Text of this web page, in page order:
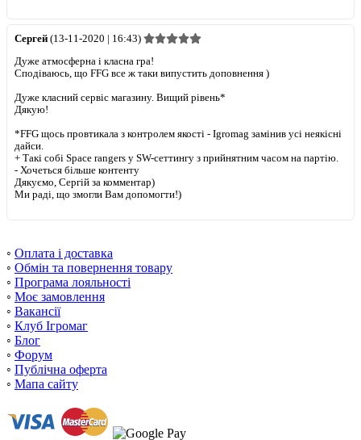
Сергей (13-11-2020 | 16:43)
Дуже атмосферна і класна гра!
Сподіваюсь, що FFG все ж таки випустить доповнення )
Дуже класний сервіс магазину. Вищий рівень*
Дякую!
*FFG щось провтикала з контролем якості - Igromag замінив усі неякісні
дайси.
+Такі собі Space rangers у SW-сеттингу з прийнятним часом на партію.
-Хочеться більше контенту
Дякуємо, Сергій за комментар)
Ми раді, що змогли Вам допомогти!)
◦ Оплата і доставка
◦ Обмін та повернення товару
◦ Програма лояльності
◦ Моє замовлення
◦ Вакансії
◦ Клуб Ігромаг
◦ Блог
◦ Форум
◦ Публічна оферта
◦ Мапа сайту